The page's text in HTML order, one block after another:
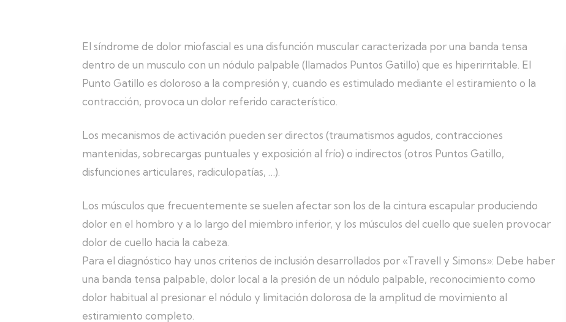
El síndrome de dolor miofascial es una disfunción muscular caracterizada por una banda tensa
dentro de un musculo con un nódulo palpable (llamados Puntos Gatillo) que es hiperirritable. El
Punto Gatillo es doloroso a la compresión y, cuando es estimulado mediante el estiramiento o la
contracción, provoca un dolor referido característico.
Los mecanismos de activación pueden ser directos (traumatismos agudos, contracciones
mantenidas, sobrecargas puntuales y exposición al frío) o indirectos (otros Puntos Gatillo,
disfunciones articulares, radiculopatías, …).
Los músculos que frecuentemente se suelen afectar son los de la cintura escapular produciendo
dolor en el hombro y a lo largo del miembro inferior, y los músculos del cuello que suelen provocar
dolor de cuello hacia la cabeza.
Para el diagnóstico hay unos criterios de inclusión desarrollados por «Travell y Simons»: Debe haber
una banda tensa palpable, dolor local a la presión de un nódulo palpable, reconocimiento como
dolor habitual al presionar el nódulo y limitación dolorosa de la amplitud de movimiento al
estiramiento completo.